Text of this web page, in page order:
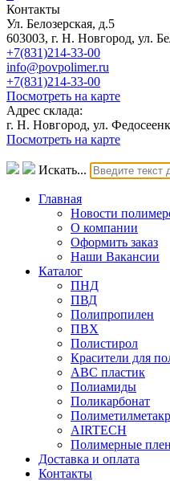
Контакты
Ул. Белозерская, д.5
603003, г. Н. Новгород, ул.
+7(831)214-33-00
info@povpolimer.ru
+7(831)214-33-00
Посмотреть на карте
Адрес склада:
г. Н. Новгород, ул.
Посмотреть на карте
Искать...
Главная
Новости
О компании
Оформить заказ
Наши Вакансии
Каталог
ПНД
ПВД
Полипропилен
ПВХ
Полистирол
Красители для
АВС пластик
Полиамиды
Поликарбонат
AIRTECH
Полимерные
Доставка и оплата
Контакты